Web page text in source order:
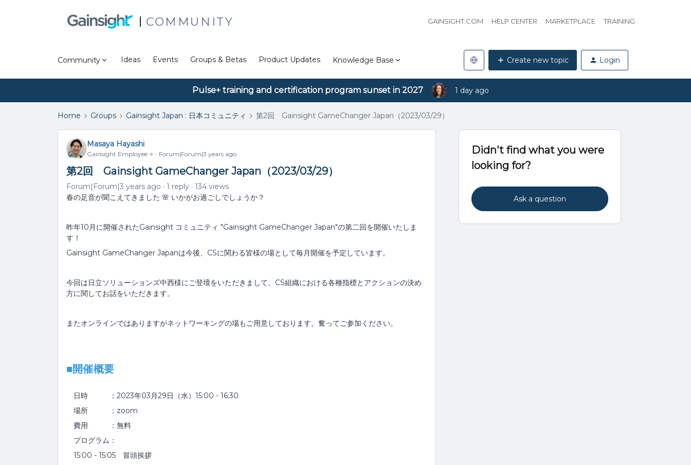
COMMUNITY GAINSIGHT.COM HELP CENTER MARKETPLACE TRAINING
Community Ideas Events Groups & Betas Product Updates Knowledge Base Create new topic Login
Pulse+ training and certification program sunset in 2027 1 day ago
Home Groups Gainsight Japan : 日本コミュニティ 第2回 Gainsight GameChanger Japan（2023/03/29）
Masaya Hayashi
Gainsight Employee ⭐️ Forum|Forum|3 years ago
第2回 Gainsight GameChanger Japan（2023/03/29）
Forum|Forum|3 years ago 1 reply
134 views
春の足音が聞こえてきました 🌸 いかがお過ごしでしょうか？
昨年10月に開催されたGainsight コミュニティ "Gainsight GameChanger Japan"の第二回を開催いたしま
す！
Gainsight GameChanger Japanは今後、CSに関わる皆様の場として毎月開催を予定しています。
今回は日立ソリューションズ中西様にご登壇をいただきまして、CS組織における各種指標とアクションの決め
方に関してお話をいただきます。
またオンラインではありますがネットワーキングの場もご用意しております。奮ってご参加ください。
■開催概要
日時 ：2023年03月29日（水）15:00 - 16:30
場所 ：zoom
費用 ：無料
プログラム：
15:00 - 15:05 冒頭挨拶
Didn't find what you were
looking for?
Ask a question